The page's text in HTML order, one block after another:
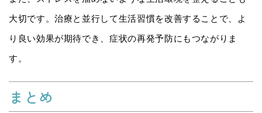
大切です。治療と並行して生活習慣を改善することで、よ
り良い効果が期待でき、症状の再発予防にもつながりま
す。
まとめ